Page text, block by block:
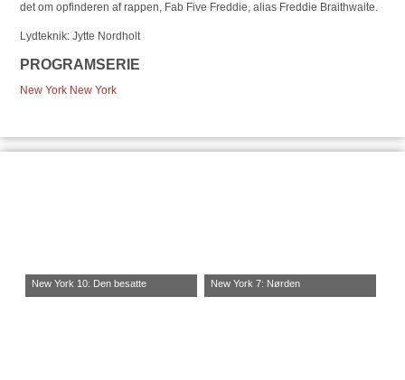
det om opfinderen af rappen, Fab Five Freddie, alias Freddie Braithwaite.
Lydteknik: Jytte Nordholt
PROGRAMSERIE
New York New York
New York 10: Den besatte New York 7: Nørden